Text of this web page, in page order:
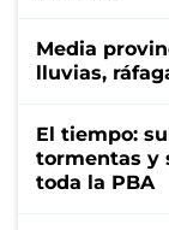
Media
lluvias,
El tiempo:
tormentas y
toda la PBA